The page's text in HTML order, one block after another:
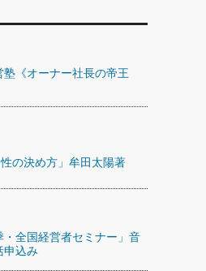
塾《オーナー社長の帝王
性の決め方」牟田太陽著
・全国経営者セミナー」音
申込み